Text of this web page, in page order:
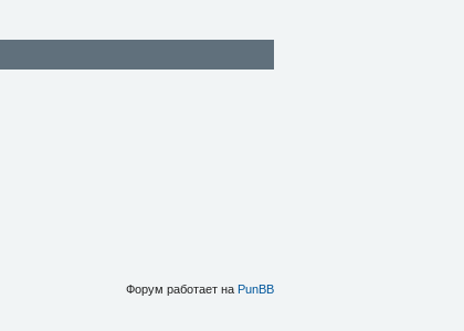
Форум работает на PunBB